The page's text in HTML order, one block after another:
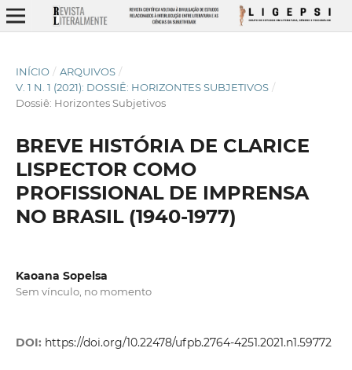
INÍCIO / ARQUIVOS /
V. 1 N. 1 (2021): DOSSIÊ: HORIZONTES SUBJETIVOS /
Dossiê: Horizontes Subjetivos
BREVE HISTÓRIA DE CLARICE
LISPECTOR COMO
PROFISSIONAL DE IMPRENSA
NO BRASIL (1940-1977)
Kaoana Sopelsa
Sem vínculo, no momento
DOI: https://doi.org/10.22478/ufpb.2764-4251.2021.n1.59772